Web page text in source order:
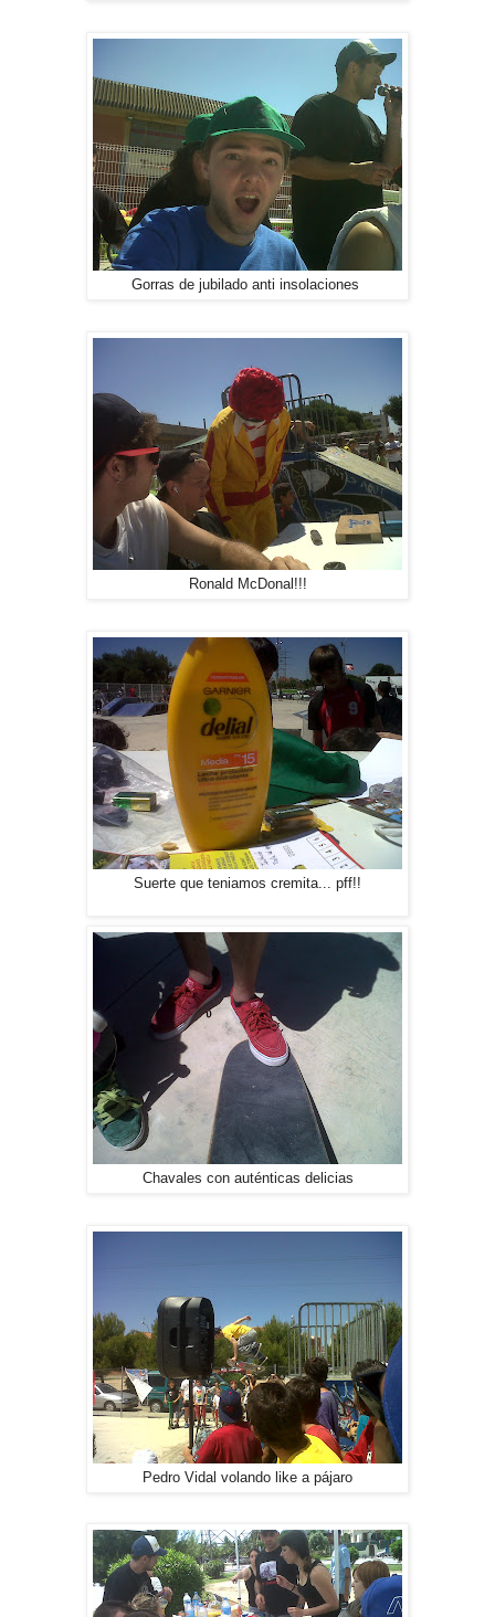
Gorras de jubilado anti insolaciones
Ronald McDonal!!!
Suerte que teniamos cremita... pff!!
Chavales con auténticas delicias
Pedro Vidal volando like a pájaro